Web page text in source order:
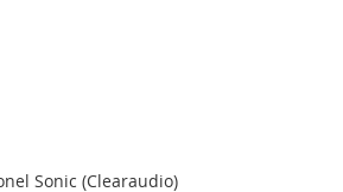
Sonic (Clearaudio)